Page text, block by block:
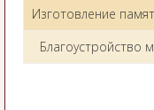
Изготовление
Благоустройство